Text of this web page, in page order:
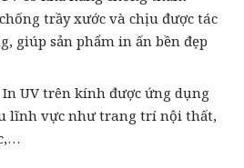
trầy xước và chịu được tác
giúp sản phẩm in ấn bền đẹp
In UV trên kính được ứng dụng
lĩnh vực như trang trí nội thất,